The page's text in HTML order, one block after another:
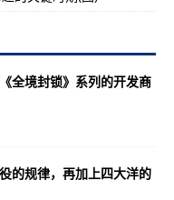
全境封锁》系列的开发商
的规律，再加上四大洋的